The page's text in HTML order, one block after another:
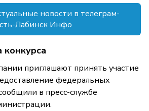
новости в телеграм-
Лабинск Инфо
конкурса
приглашают принять участие
федеральных
в пресс-службе